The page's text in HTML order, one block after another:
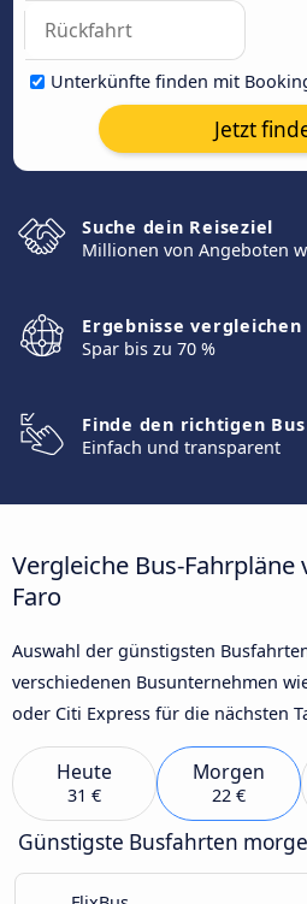
Unterkünfte finden mit
Jetzt
Suche dein Reiseziel
Millionen von Angeboten
Ergebnisse vergleichen
Spar bis zu 70 %
Finde den richtigen Bus
Einfach und transparent
Vergleiche Bus-Fahrpläne
Faro
Auswahl der günstigsten
verschiedenen Busunternehmen
oder Citi Express für die nächsten
Heute
31 €
Morgen
22 €
Günstigste Busfahrten